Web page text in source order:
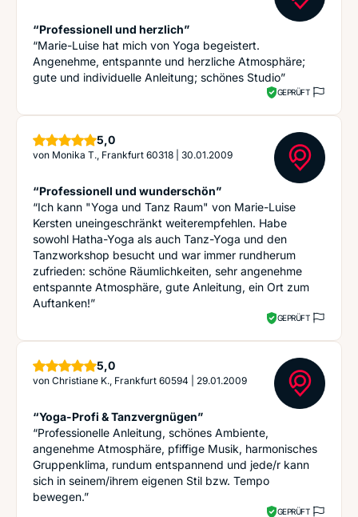
“Professionell und herzlich”
“Marie-Luise hat mich von Yoga begeistert.
Angenehme, entspannte und herzliche Atmosphäre;
gute und individuelle Anleitung; schönes Studio”
GEPRÜFT
5,0Sterne
von Monika T., Frankfurt 60318 30.01.2009
“Professionell und wunderschön”
“Ich kann "Yoga und Tanz Raum" von Marie-Luise
Kersten uneingeschränkt weiterempfehlen. Habe
sowohl Hatha-Yoga als auch Tanz-Yoga und den
Tanzworkshop besucht und war immer rundherum
zufrieden: schöne Räumlichkeiten, sehr angenehme
entspannte Atmosphäre, gute Anleitung, ein Ort zum
Auftanken!”
GEPRÜFT
5,0Sterne
von Christiane K., Frankfurt 60594 29.01.2009
“Yoga-Profi & Tanzvergnügen”
“Professionelle Anleitung, schönes Ambiente,
angenehme Atmosphäre, pfiffige Musik, harmonisches
Gruppenklima, rundum entspannend und jede/r kann
sich in seinem/ihrem eigenen Stil bzw. Tempo
bewegen.”
GEPRÜFT